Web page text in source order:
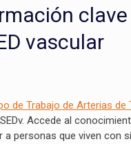
clave
vascular
de Trabajo de Arterias de
Accede al
personas que viven con